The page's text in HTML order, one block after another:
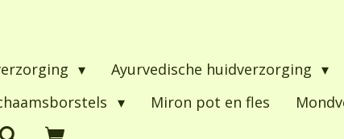
Ayurvedische huidverzorging
Miron pot en fles